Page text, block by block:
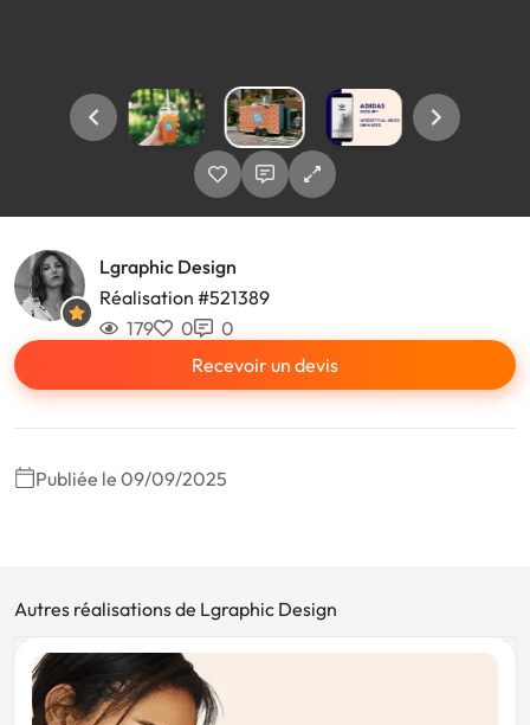
Lgraphic Design
Réalisation #521389
179
0
0
Recevoir un devis
Publiée le 09/09/2025
Autres réalisations de Lgraphic Design